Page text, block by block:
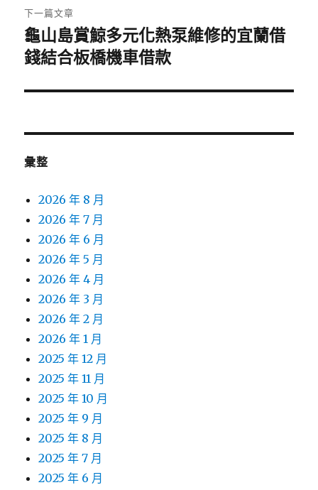
章:
下一篇文章
下
一
文
龜山島賞鯨多元化熱泵維修的宜蘭借
錢結合板橋機車借款
彙整
2026 年 8 月
2026 年 7 月
2026 年 6 月
2026 年 5 月
2026 年 4 月
2026 年 3 月
2026 年 2 月
2026 年 1 月
2025 年 12 月
2025 年 11 月
2025 年 10 月
2025 年 9 月
2025 年 8 月
2025 年 7 月
2025 年 6 月